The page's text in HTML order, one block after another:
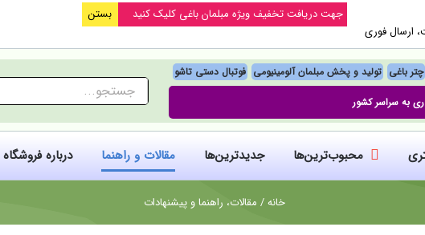
ارسال فوری
جهت دریافت تخفیف ویژه مبلمان باغی کلیک کنید بستن
چتر باغی تولید و پخش مبلمان آلومینیومی فوتبال‌ دستی تاشو
به سراسر کشور
جستجو
برای:
محبوب‌ترین‌ها جدیدترین‌ها مقالات و راهنما درباره
خانه/ مقالات، راهنما و پیشنهادات